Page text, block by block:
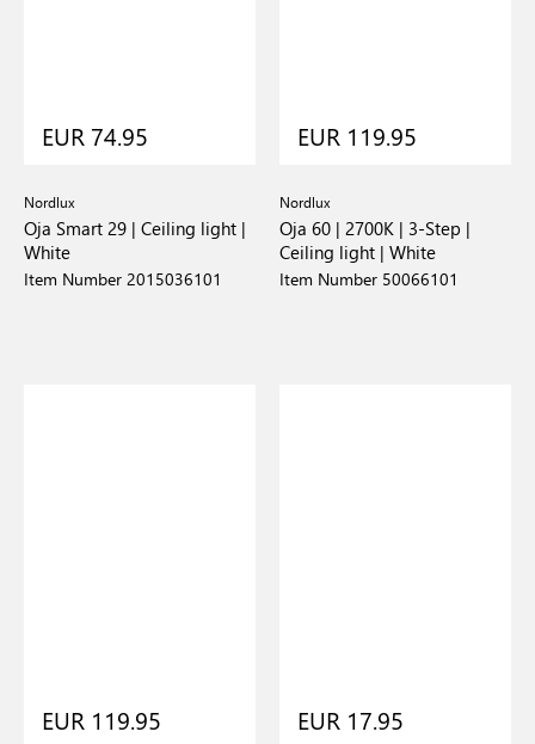
EUR 74.95
Nordlux
Oja Smart 29 | Ceiling light |
White
Item Number 2015036101
EUR 119.95
Nordlux
Oja 60 | 2700K | 3-Step |
Ceiling light | White
Item Number 50066101
EUR 119.95 EUR 17.95